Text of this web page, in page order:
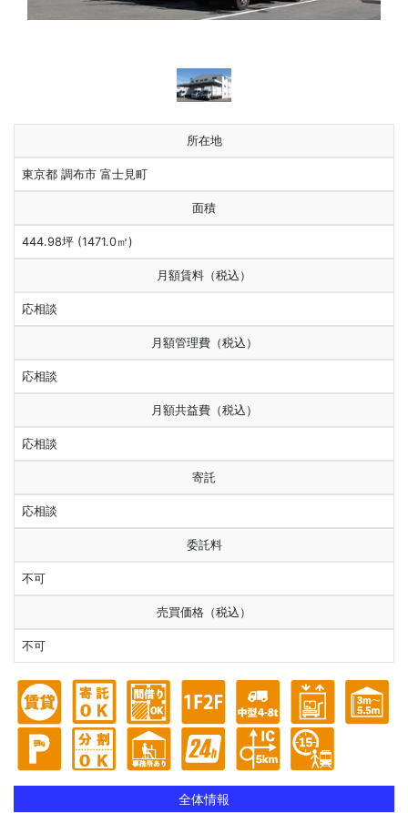
所在地
東京都 調布市 富士見町
面積
444.98坪 (1471.0㎡)
月額賃料（税込）
応相談
月額管理費（税込）
応相談
月額共益費（税込）
応相談
寄託
応相談
委託料
不可
売買価格（税込）
不可
全体情報